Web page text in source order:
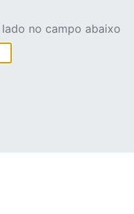
no campo abaixo